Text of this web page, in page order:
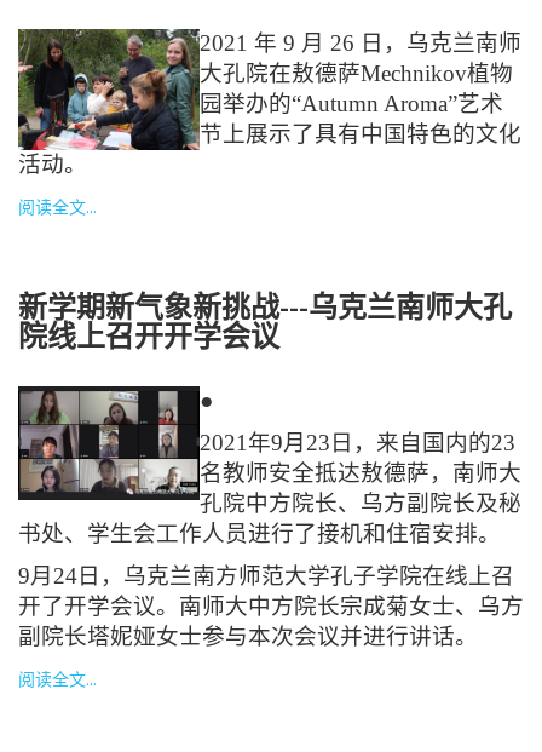
2021 年 9 月 26 日，乌克兰南师
大孔院在敖德萨Mechnikov植物
园举办的“Autumn Aroma”艺术
节上展示了具有中国特色的文化
活动。
阅读全文...
新学期新气象新挑战---乌克兰南师大孔
院线上召开开学会议
●
2021年9月23日，来自国内的23
名教师安全抵达敖德萨，南师大
孔院中方院长、乌方副院长及秘
书处、学生会工作人员进行了接机和住宿安排。
9月24日，乌克兰南方师范大学孔子学院在线上召
开了开学会议。南师大中方院长宗成菊女士、乌方
副院长塔妮娅女士参与本次会议并进行讲话。
阅读全文...